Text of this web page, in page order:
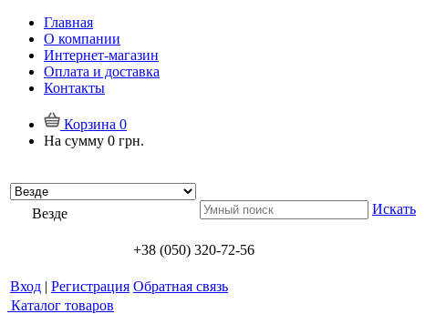
Главная
О компании
Интернет-магазин
Оплата и доставка
Контакты
Корзина 0
На сумму 0 грн.
Везде Искать
+38 (050) 320-72-56
Вход | Регистрация Обратная связь
Каталог товаров